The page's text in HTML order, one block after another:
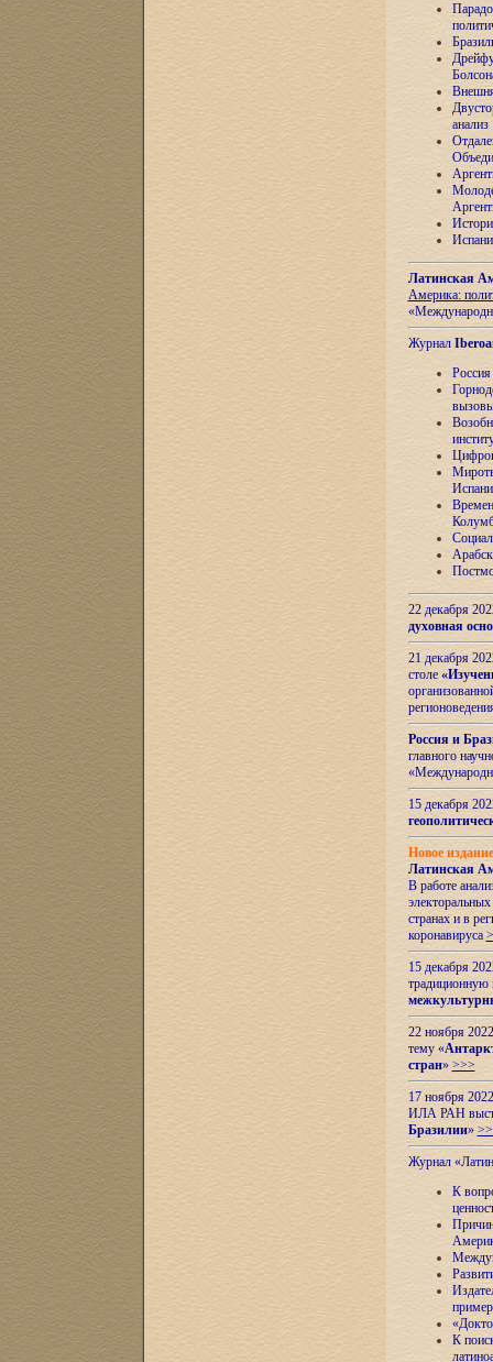
анализ
Латинская
Америка:
Журнал
22 декабря
духовная
21 декабря
столе
Россия и
главного
15 декабря
Новое
Латинская
В работе
странах и в
коронавируса
15 декабря
22 ноября
тему «
стран» >>>
17 ноября
ИЛА РАН
Бразилии»
Журнал
К
К